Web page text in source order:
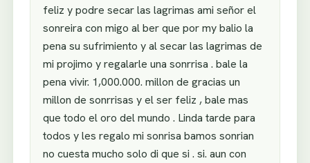
feliz y podre secar las lagrimas ami señor el
sonreira con migo al ber que por my balio la
pena su sufrimiento y al secar las lagrimas de
mi projimo y regalarle una sonrrisa . bale la
pena vivir. 1,000.000. millon de gracias un
millon de sonrrisas y el ser feliz , bale mas
que todo el oro del mundo . Linda tarde para
todos y les regalo mi sonrisa bamos sonrian
no cuesta mucho solo di que si . si. aun con